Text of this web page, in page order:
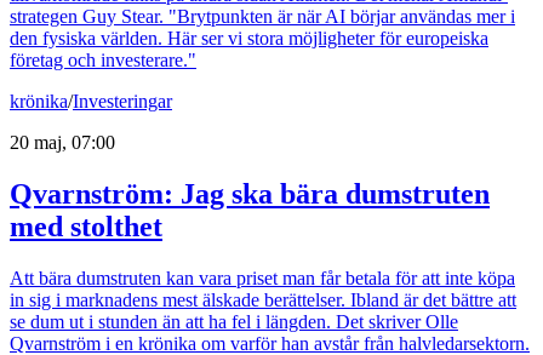
strategen Guy Stear. "Brytpunkten är när AI börjar användas mer i
den fysiska världen. Här ser vi stora möjligheter för europeiska
företag och investerare."
krönika/Investeringar
20 maj, 07:00
Qvarnström: Jag ska bära dumstruten
med stolthet
Att bära dumstruten kan vara priset man får betala för att inte köpa
in sig i marknadens mest älskade berättelser. Ibland är det bättre att
se dum ut i stunden än att ha fel i längden. Det skriver Olle
Qvarnström i en krönika om varför han avstår från halvledarsektorn.